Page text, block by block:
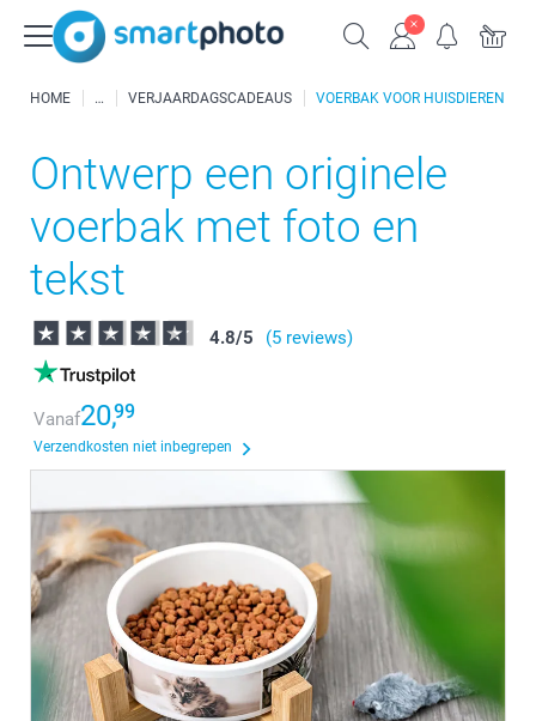
HOME VERJAARDAGSCADEAUS VOERBAK VOOR HUISDIEREN
Ontwerp een originele
voerbak met foto en
tekst
4.8/5 (5 reviews)
Vanaf20,99
Verzendkosten niet inbegrepen